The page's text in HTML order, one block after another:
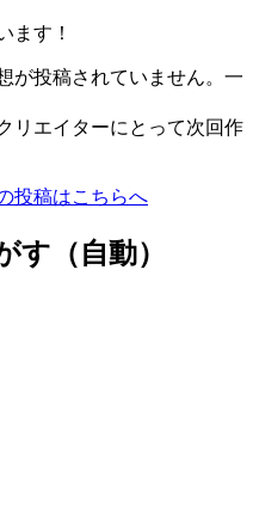
ます！
が投稿されていません。一
リエイターにとって次回作
投稿はこちらへ
す（自動）